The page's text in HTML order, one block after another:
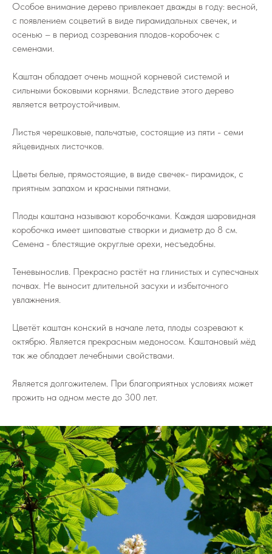
Особое внимание дерево привлекает дважды в году: весной,
с появлением соцветий в виде пирамидальных свечек, и
осенью – в период созревания плодов-коробочек с
семенами.
Каштан обладает очень мощной корневой системой и
сильными боковыми корнями. Вследствие этого дерево
является ветроустойчивым.
Листья черешковые, пальчатые, состоящие из пяти - семи
яйцевидных листочков.
Цветы белые, прямостоящие, в виде свечек- пирамидок, с
приятным запахом и красными пятнами.
Плоды каштана называют коробочками. Каждая шаровидная
коробочка имеет шиповатые створки и диаметр до 8 см.
Семена - блестящие округлые орехи, несъедобны.
Теневынослив. Прекрасно растёт на глинистых и супесчаных
почвах. Не выносит длительной засухи и избыточного
увлажнения.
Цветёт каштан конский в начале лета, плоды созревают к
октябрю. Является прекрасным медоносом. Каштановый мёд
так же обладает лечебными свойствами.
Является долгожителем. При благоприятных условиях может
прожить на одном месте до 300 лет.